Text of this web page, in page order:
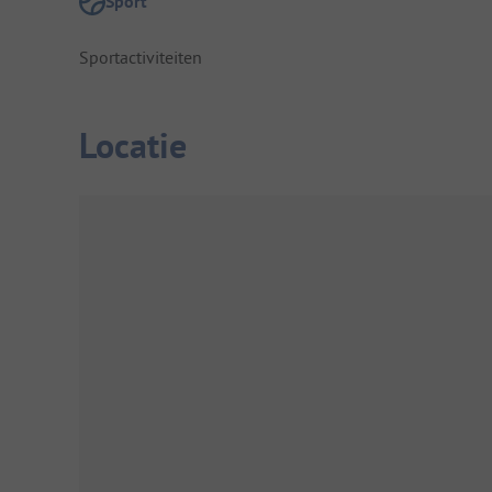
Sportactiviteiten
Locatie